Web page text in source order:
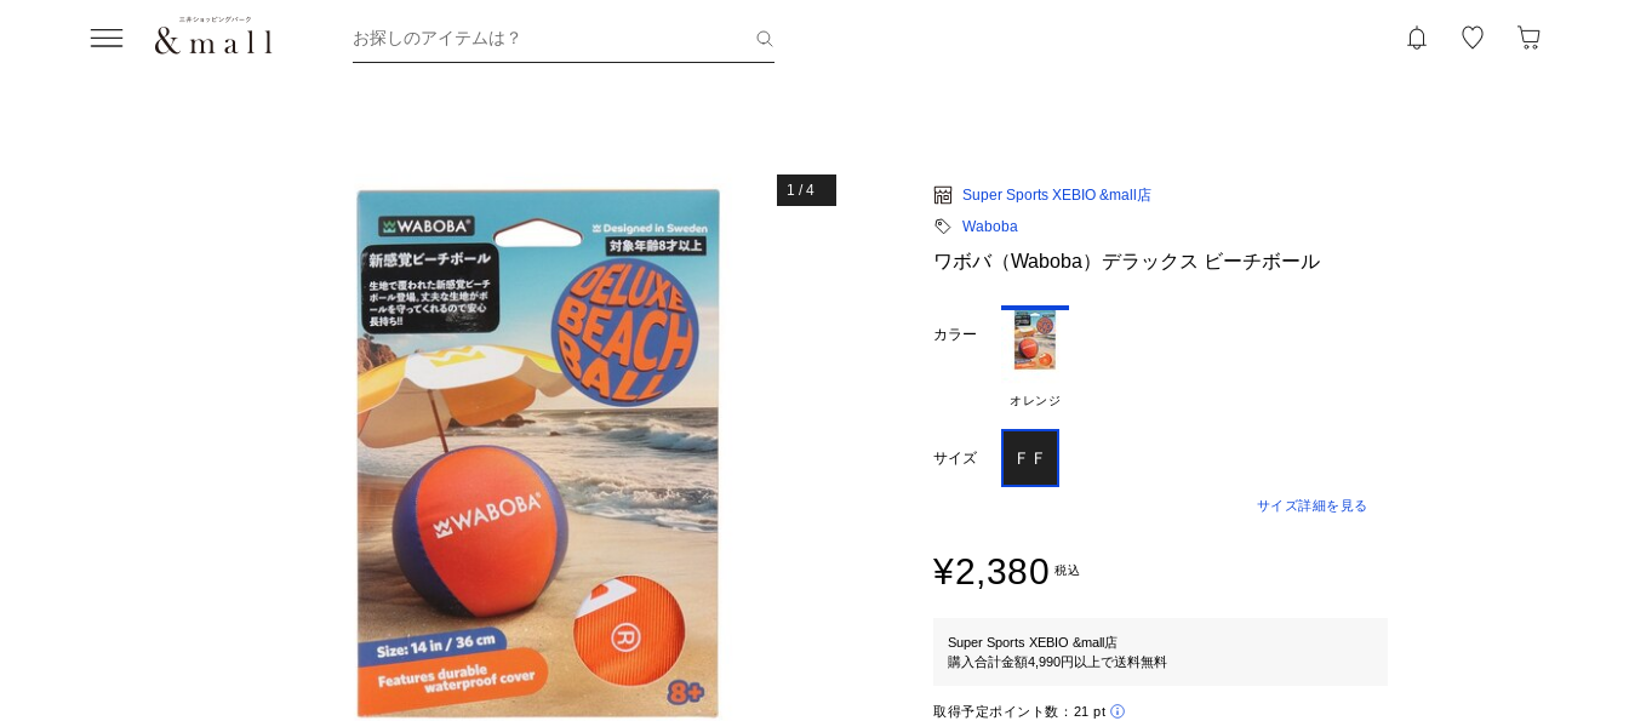
お探しのアイテムは？
1 /4
Super Sports XEBIO &mall店
Waboba
ワボバ（Waboba）デラックス ビーチボール
カラー
オレンジ
サイズ ＦＦ
サイズ詳細を見る
¥2,380 税込
Super Sports XEBIO &mall店
購入合計金額4,990円以上で送料無料
取得予定ポイント数： 21 pt